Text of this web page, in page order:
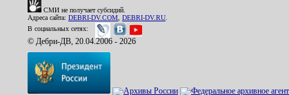
СМИ не получает субсидий.
Адреса сайта: DEBRI-DV.COM DEBRI-DV.RU
В социальных сетях:
© Дебри-ДВ, 20.04.2006 - 2026